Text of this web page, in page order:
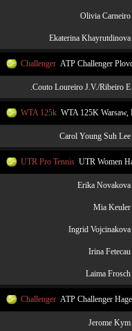
Olivia Carneiro
Ekaterina Khayrutdinova
Challenger ATP Challenger
Couto Loureiro J.V./Ribeiro E.
WTA 125k WTA 125K
Carol Young Suh Lee
UTR Pro Tennis UTR Women
Erika Novakova
Mia Keuler
Ingrid Vojcinakova
Irina Fetecau
Laima Frosch
Challenger ATP Challenger
Jerome Kym